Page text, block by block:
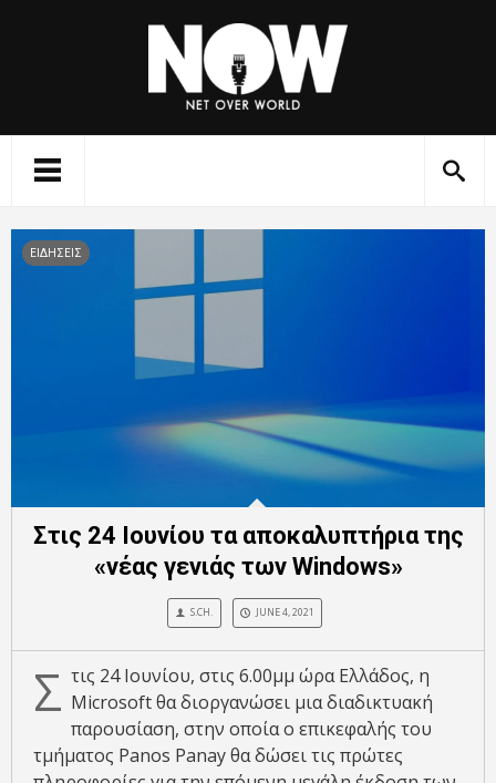
ΕΙΔΗΣΕΙΣ
Στις 24 Ιουνίου τα αποκαλυπτήρια της
«νέας γενιάς των Windows»
S.CH. JUNE 4, 2021
Σ τις 24 Ιουνίου, στις 6.00μμ ώρα Ελλάδος, η
Microsoft θα διοργανώσει μια διαδικτυακή
παρουσίαση, στην οποία ο επικεφαλής του
τμήματος Panos Panay θα δώσει τις πρώτες